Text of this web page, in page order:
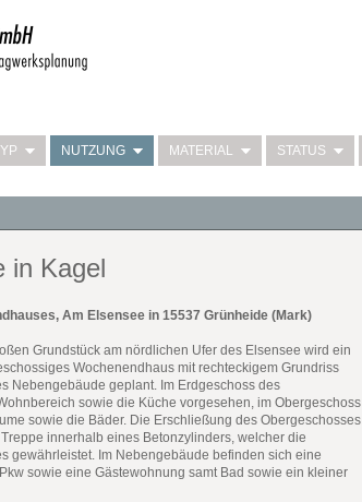
NUTZUNG MATERIAL STATUS
in Kagel
Am Elsensee in 15537 Grünheide (Mark)
Grundstück am nördlichen Ufer des Elsensee wird ein
Wochenendhaus mit rechteckigem Grundriss
Nebengebäude geplant. Im Erdgeschoss des
sowie die Küche vorgesehen, im Obergeschoss
sowie die Bäder. Die Erschließung des Obergeschosses
innerhalb eines Betonzylinders, welcher die
gewährleistet. Im Nebengebäude befinden sich eine
sowie eine Gästewohnung samt Bad sowie ein kleiner